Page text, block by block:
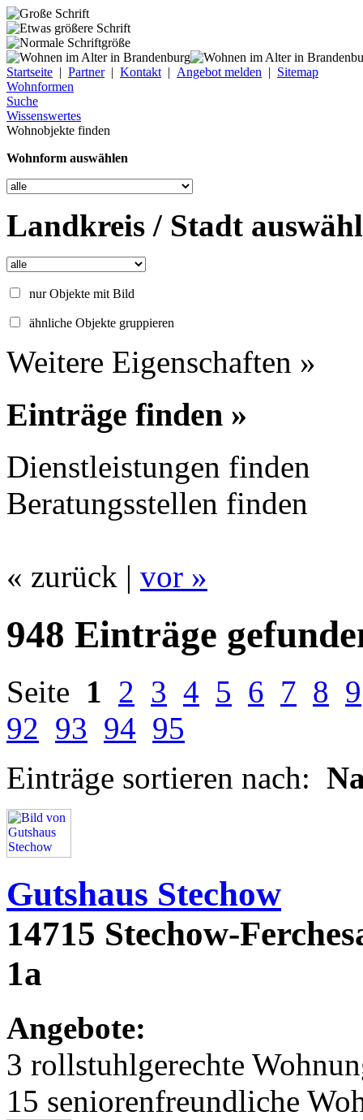
Startseite | Partner| Kontakt | Angebot melden | Sitemap
Wohnformen
Suche
Wissenswertes
Wohnobjekte finden
Wohnform auswählen
Landkreis / Stadt
nur Objekte mit Bild
ähnliche Objekte gruppieren
Weitere Eigenschaften »
Einträge finden »
Dienstleistungen finden
Beratungsstellen finden
« zurück | vor »
948 Einträge
Seite 1 2 3 4 5 6 7 8 9
92 93 94 95
Einträge sortieren nach:
Gutshaus Stechow
14715 Stechow-
1a
Angebote:
3 rollstuhlgerechte
15 seniorenfreundliche